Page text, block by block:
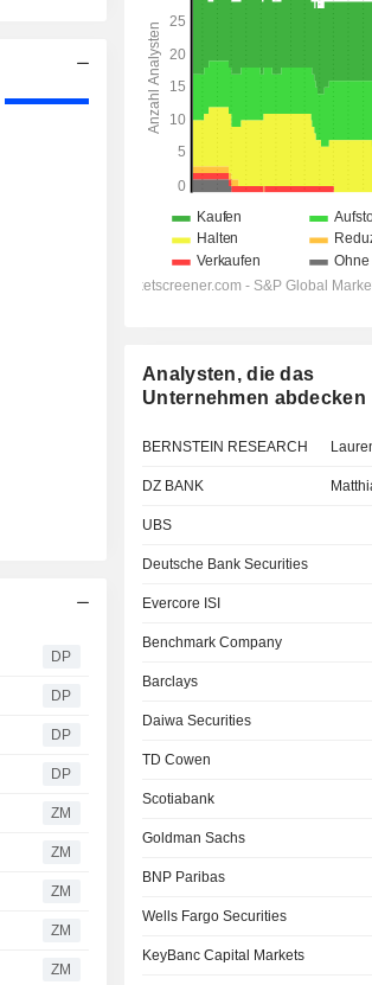
DP
DP
DP
DP
ZM
ZM
ZM
ZM
ZM
Analysten, die das
Unternehmen abdecken
BERNSTEIN RESEARCH
DZ BANK
UBS
Deutsche Bank Securities
Evercore ISI
Benchmark Company
Barclays
Daiwa Securities
TD Cowen
Scotiabank
Goldman Sachs
BNP Paribas
Wells Fargo Securities
KeyBanc Capital Markets